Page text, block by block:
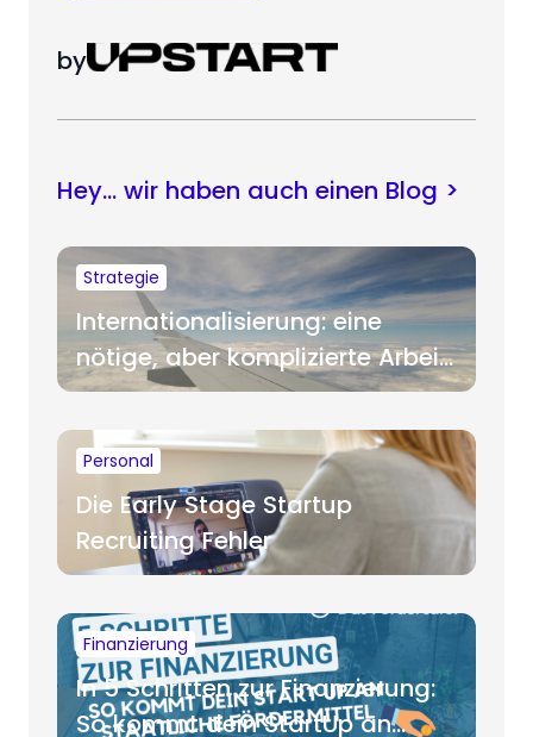
by
Hey… wir haben auch einen Blog >
Strategie
Internationalisierung: eine
nötige, aber komplizierte Arbeit
für Startups
Personal
Die Early Stage Startup
Recruiting Fehler
Finanzierung
In 5 Schritten zur Finanzierung:
So kommt dein StartUp an